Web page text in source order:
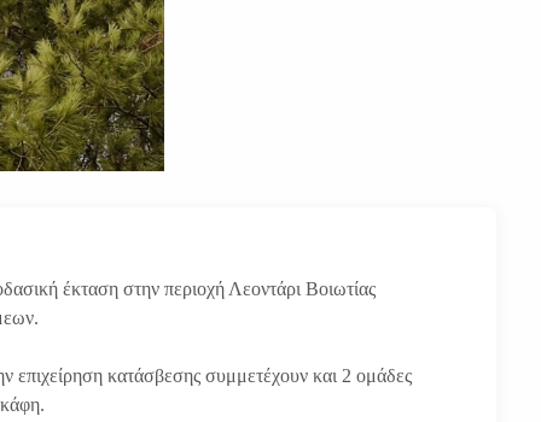
έκταση στην περιοχή Λεοντάρι Βοιωτίας
επιχείρηση κατάσβεσης συμμετέχουν και 2 ομάδες